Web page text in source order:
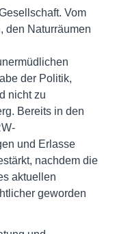
Vom
den Naturräumen
der Politik,
nicht zu
Bereits in den
und Erlasse
nachdem die
aktuellen
geworden